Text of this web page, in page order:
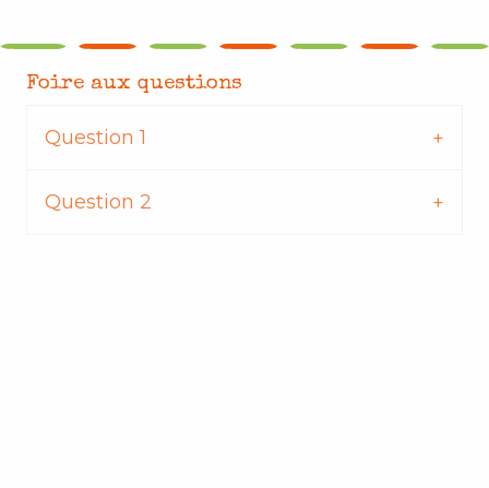
Foire aux questions
Question 1
Question 2